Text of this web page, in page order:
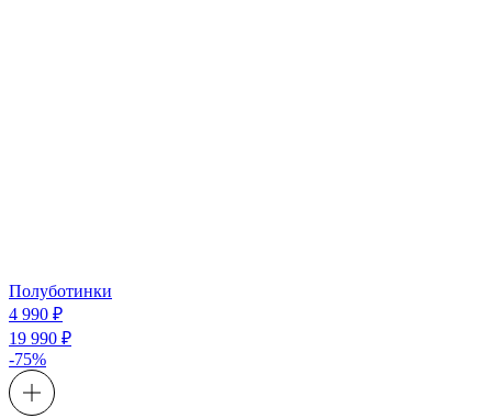
Полуботинки
4 990 ₽
19 990 ₽
-75%